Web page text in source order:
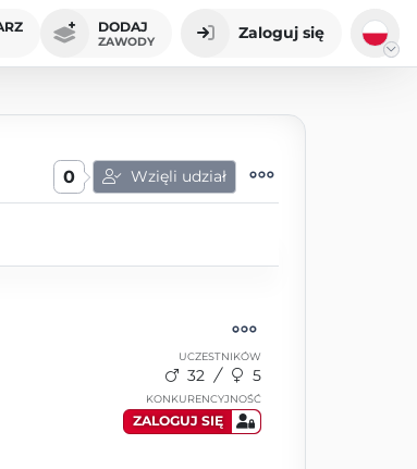
DODAJ
ZAWODY Zaloguj się
0 Wzięli udział
UCZESTNIKÓW
32 5
KONKURENCYJNOŚĆ
ZALOGUJ SIĘ